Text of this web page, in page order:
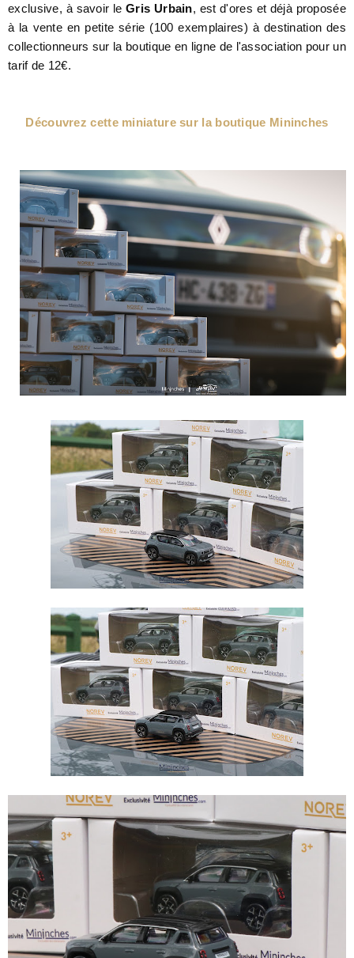
exclusive, à savoir leGris Urbain, est d'ores et déjà proposée
à la vente en petite série (100 exemplaires) à destination des
collectionneurs sur la boutique en ligne de l'association pour un
tarif de 12€.
Découvrez cette miniature sur la boutique Mininches